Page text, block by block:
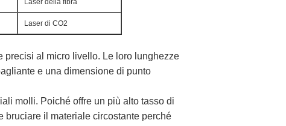
Laser della fibra
Laser di CO2
precisi al micro livello. Le loro lunghezze
e una dimensione di punto
molli. Poiché offre un più alto tasso di
bruciare il materiale circostante perché